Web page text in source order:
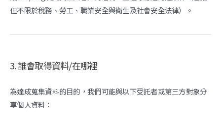
但不限於稅務、勞工、職業安全與衛生及社會安全法律）。
3. 誰會取得資料/在哪裡
為達成蒐集資料的目的，我們可能與以下受託者或第三方對象分
享個人資料：